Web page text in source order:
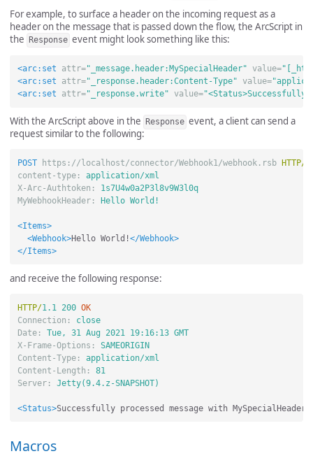
For example, to surface a header on the incoming request as a
header on the message that is passed down the flow, the ArcScript in
the
Response event might look something like this:
<arc:set attr="_message.header:MySpecialHeader" value=
<arc:set
attr="_response.header:Content-Type" value=
<arc:set
attr="_response.write" value="<Status>Successfully
With the ArcScript above in the Response event, a client can send a
request similar to the following:
POST https://localhost/connector/Webhook1/webhook.rsb HTTP/
content-type:
application/xml
X-Arc-Authtoken :
1s7U4w0a2P3l8v9W3l0q
MyWebhookHeader: Hello World!
<Items>
<Webhook>Hello World!</Webhook>
</Items>
and receive the following response:
HTTP/1.1 200 OK
Connection :
close
Date:
Tue, 31 Aug 2021 19:16:13 GMT
X-Frame-Options :
SAMEORIGIN
Content-Type:
application/xml
Content-Length :
81
Server: Jetty(9.4.z-SNAPSHOT)
<Status>Successfully processed message with
Macros